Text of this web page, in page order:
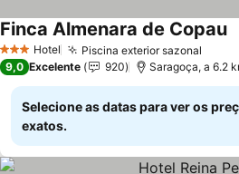
3 EstrelasHotel Piscina exterior sazonal
Finca Almenara de Copau
9,0 Excelente 920 Saragoça, a 6.2
Selecione as datas para ver os
exatos.